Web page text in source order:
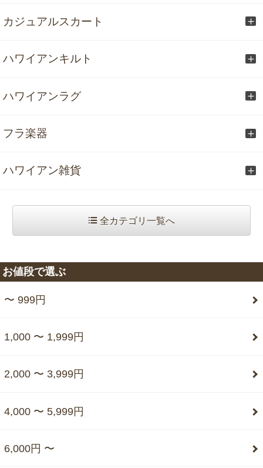
カジュアルスカート
ハワイアンキルト
ハワイアンラグ
フラ楽器
ハワイアン雑貨
全カテゴリ一覧へ
お値段で選ぶ
〜 999円
1,000 〜 1,999円
2,000 〜 3,999円
4,000 〜 5,999円
6,000円 〜